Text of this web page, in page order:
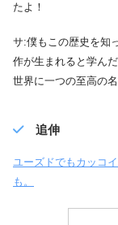
たよ！
サ:僕もこの歴史を知
作が生まれると学ん
世界に一つの至高の
追伸
ユーズドでもカッコ
も。